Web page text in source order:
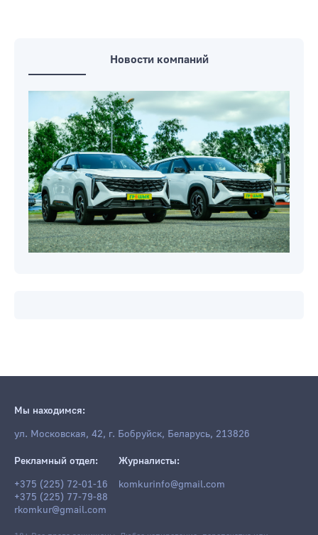
устроил ДТП
Новости компаний
Мы находимся:
ул. Московская, 42, г. Бобруйск, Беларусь, 213826